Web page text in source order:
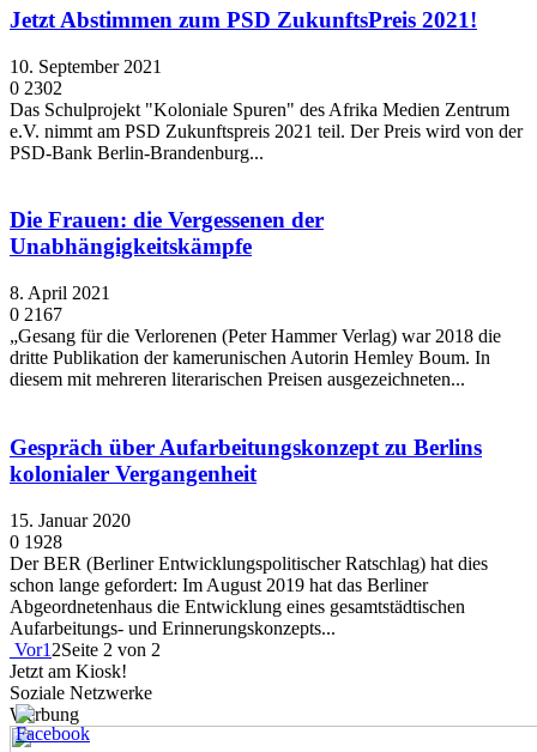
Jetzt Abstimmen zum PSD ZukunftsPreis 2021!
10. September 2021
0 2302
Das Schulprojekt "Koloniale Spuren" des Afrika Medien Zentrum
e.V. nimmt am PSD Zukunftspreis 2021 teil. Der Preis wird von der
PSD-Bank Berlin-Brandenburg...
Die Frauen: die Vergessenen der
Unabhängigkeitskämpfe
8. April 2021
0 2167
„Gesang für die Verlorenen (Peter Hammer Verlag) war 2018 die
dritte Publikation der kamerunischen Autorin Hemley Boum. In
diesem mit mehreren literarischen Preisen ausgezeichneten...
Gespräch über Aufarbeitungskonzept zu Berlins
kolonialer Vergangenheit
15. Januar 2020
0 1928
Der BER (Berliner Entwicklungspolitischer Ratschlag) hat dies
schon lange gefordert: Im August 2019 hat das Berliner
Abgeordnetenhaus die Entwicklung eines gesamtstädtischen
Aufarbeitungs- und Erinnerungskonzepts...
Vor1 2Seite 2 von 2
Jetzt am Kiosk!
Soziale Netzwerke
Werbung